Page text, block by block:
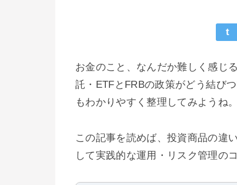
t
お金のこと、なんだか難しく感じ
託・ETFとFRBの政策がどう結び
もわかりやすく整理してみようね。
この記事を読めば、投資商品の違
して実践的な運用・リスク管理の